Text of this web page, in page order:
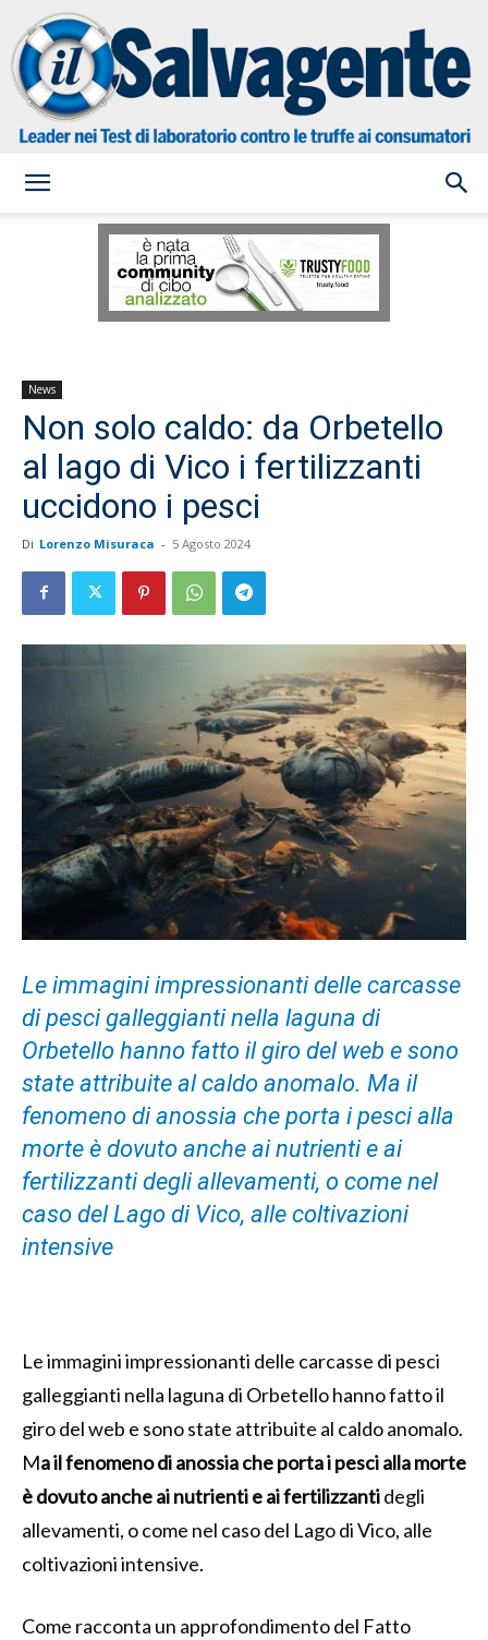
Salvagente
News
Non solo caldo: da Orbetello
al lago di Vico i fertilizzanti
uccidono i pesci
Di Lorenzo Misuraca - 5 Agosto 2024
Le immagini impressionanti delle carcasse
di pesci galleggianti nella laguna di
Orbetello hanno fatto il giro del web e sono
state attribuite al caldo anomalo. Ma il
fenomeno di anossia che porta i pesci alla
morte è dovuto anche ai nutrienti e ai
fertilizzanti degli allevamenti, o come nel
caso del Lago di Vico, alle coltivazioni
intensive
Le immagini impressionanti delle carcasse di pesci
galleggianti nella laguna di Orbetello hanno fatto il
giro del web e sono state attribuite al caldo anomalo.
Ma il fenomeno di anossia che porta i pesci alla morte
è dovuto anche ai nutrienti e ai fertilizzantidegli
allevamenti, o come nel caso del Lago di Vico, alle
coltivazioni intensive.
Come racconta un approfondimento del Fatto